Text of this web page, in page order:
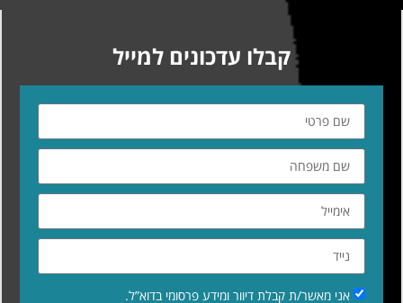
קבלו עדכונים למייל
אני מאשר/ת קבלת דיוור ומידע פרסומי בדוא”ל.